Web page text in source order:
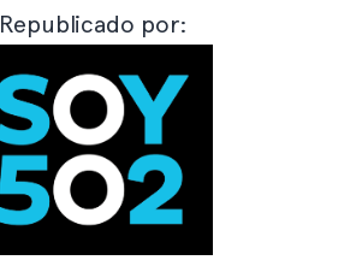
Republicado por: